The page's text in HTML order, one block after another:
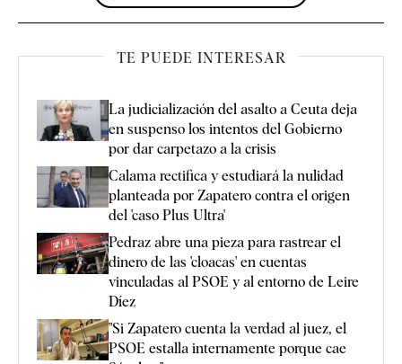
TE PUEDE INTERESAR
La judicialización del asalto a Ceuta deja
en suspenso los intentos del Gobierno
por dar carpetazo a la crisis
Calama rectifica y estudiará la nulidad
planteada por Zapatero contra el origen
del 'caso Plus Ultra'
Pedraz abre una pieza para rastrear el
dinero de las 'cloacas' en cuentas
vinculadas al PSOE y al entorno de Leire
Díez
"Si Zapatero cuenta la verdad al juez, el
PSOE estalla internamente porque cae